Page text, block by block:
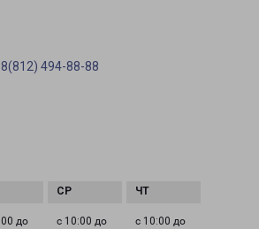
494-88-88
до
с 10:00 до
с 10:00 до